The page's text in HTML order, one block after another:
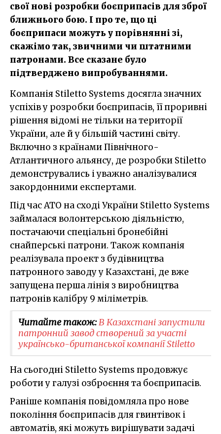
свої нові розробки боєприпасів для зброї
ближнього бою. І про те, що ці
боєприпаси можуть у порівнянні зі,
скажімо так, звичними чи штатними
патронами. Все сказане було
підтверджено випробуваннями.
Компанія Stiletto Systems досягла значних
успіхів у розробки боєприпасів, її проривні
рішення відомі не тільки на території
України, але й у більшій частині світу.
Включно з країнами Північного-
Атлантичного альянсу, де розробки Stiletto
демонструвались і уважно аналізувалися
закордонними експертами.
Під час АТО на сході України Stiletto Systems
займалася волонтерською діяльністю,
постачаючи спеціальні бронебійні
снайперські патрони. Також компанія
реалізувала проект з будівництва
патронного заводу у Казахстані, де вже
запущена перша лінія з виробництва
патронів калібру 9 міліметрів.
Читайте також:В Казахстані запустили
патронний завод створений за участі
українсько-британської компанії Stiletto
На сьогодні Stiletto Systems продовжує
роботи у галузі озброєння та боєприпасів.
Раніше компанія повідомляла про нове
покоління боєприпасів для гвинтівок і
автоматів, які можуть вирішувати задачі